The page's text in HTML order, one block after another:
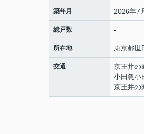
築年月 2026年7
総戸数 -
所在地 東京都世
交通 京王井の
小田急小
京王井の